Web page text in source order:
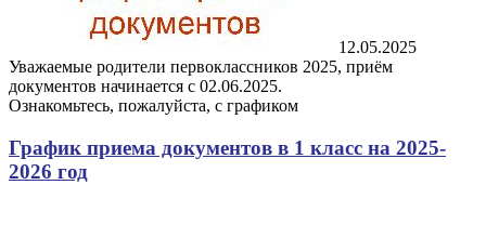
12.05.2025
Уважаемые родители первоклассников 2025, приём
документов начинается с 02.06.2025.
Ознакомьтесь, пожалуйста, с графиком
График приема документов в 1 класс на 2025-
2026 год